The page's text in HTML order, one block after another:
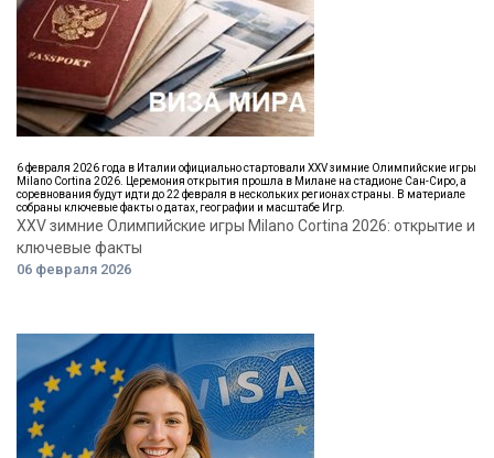
6 февраля 2026 года в Италии официально стартовали XXV зимние Олимпийские игры
Milano Cortina 2026. Церемония открытия прошла в Милане на стадионе Сан-Сиро, а
соревнования будут идти до 22 февраля в нескольких регионах страны. В материале
собраны ключевые факты о датах, географии и масштабе Игр.
XXV зимние Олимпийские игры Milano Cortina 2026: открытие и
ключевые факты
06 февраля 2026